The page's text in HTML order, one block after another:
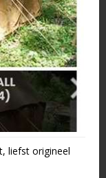
liefst origineel